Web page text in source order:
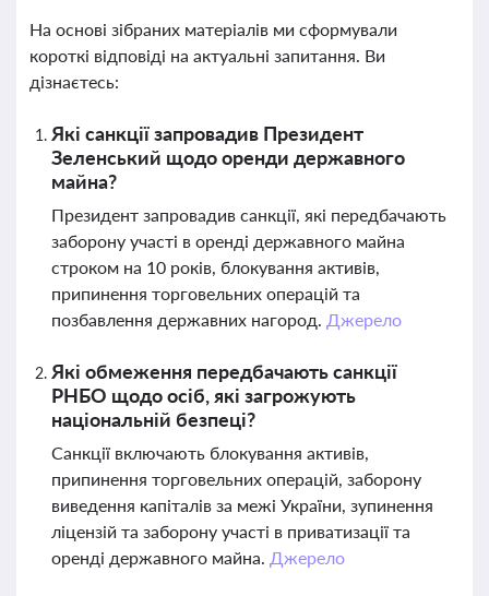
На основі зібраних матеріалів ми сформували
короткі відповіді на актуальні запитання. Ви
дізнаєтесь:
Які санкції запровадив Президент
Зеленський щодо оренди державного
майна?
Президент запровадив санкції, які передбачають
заборону участі в оренді державного майна
строком на 10 років, блокування активів,
припинення торговельних операцій та
позбавлення державних нагород. Джерело
Які обмеження передбачають санкції
РНБО щодо осіб, які загрожують
національній безпеці?
Санкції включають блокування активів,
припинення торговельних операцій, заборону
виведення капіталів за межі України, зупинення
ліцензій та заборону участі в приватизації та
оренді державного майна. Джерело